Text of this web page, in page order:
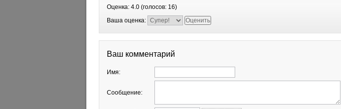
Оценка: 4.0 (голосов: 16)
Ваша оценка:
Ваш комментарий
Имя:
Сообщение: